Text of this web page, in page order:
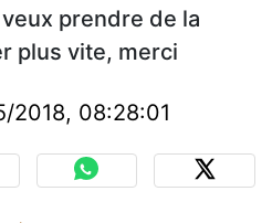
prendre de la
plus vite, merci
2018, 08:28:01